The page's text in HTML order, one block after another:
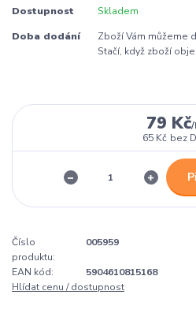
Dostupnost Skladem
Doba dodání
Zboží Vám můžeme
Stačí, když zboží
79 Kč/
65 Kč bez
Číslo
produktu:
005959
EAN kód:
5904610815168
Hlídat cenu / dostupnost